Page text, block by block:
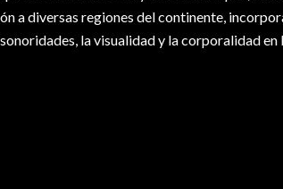
a diversas regiones del continente,
la visualidad y la corporalidad